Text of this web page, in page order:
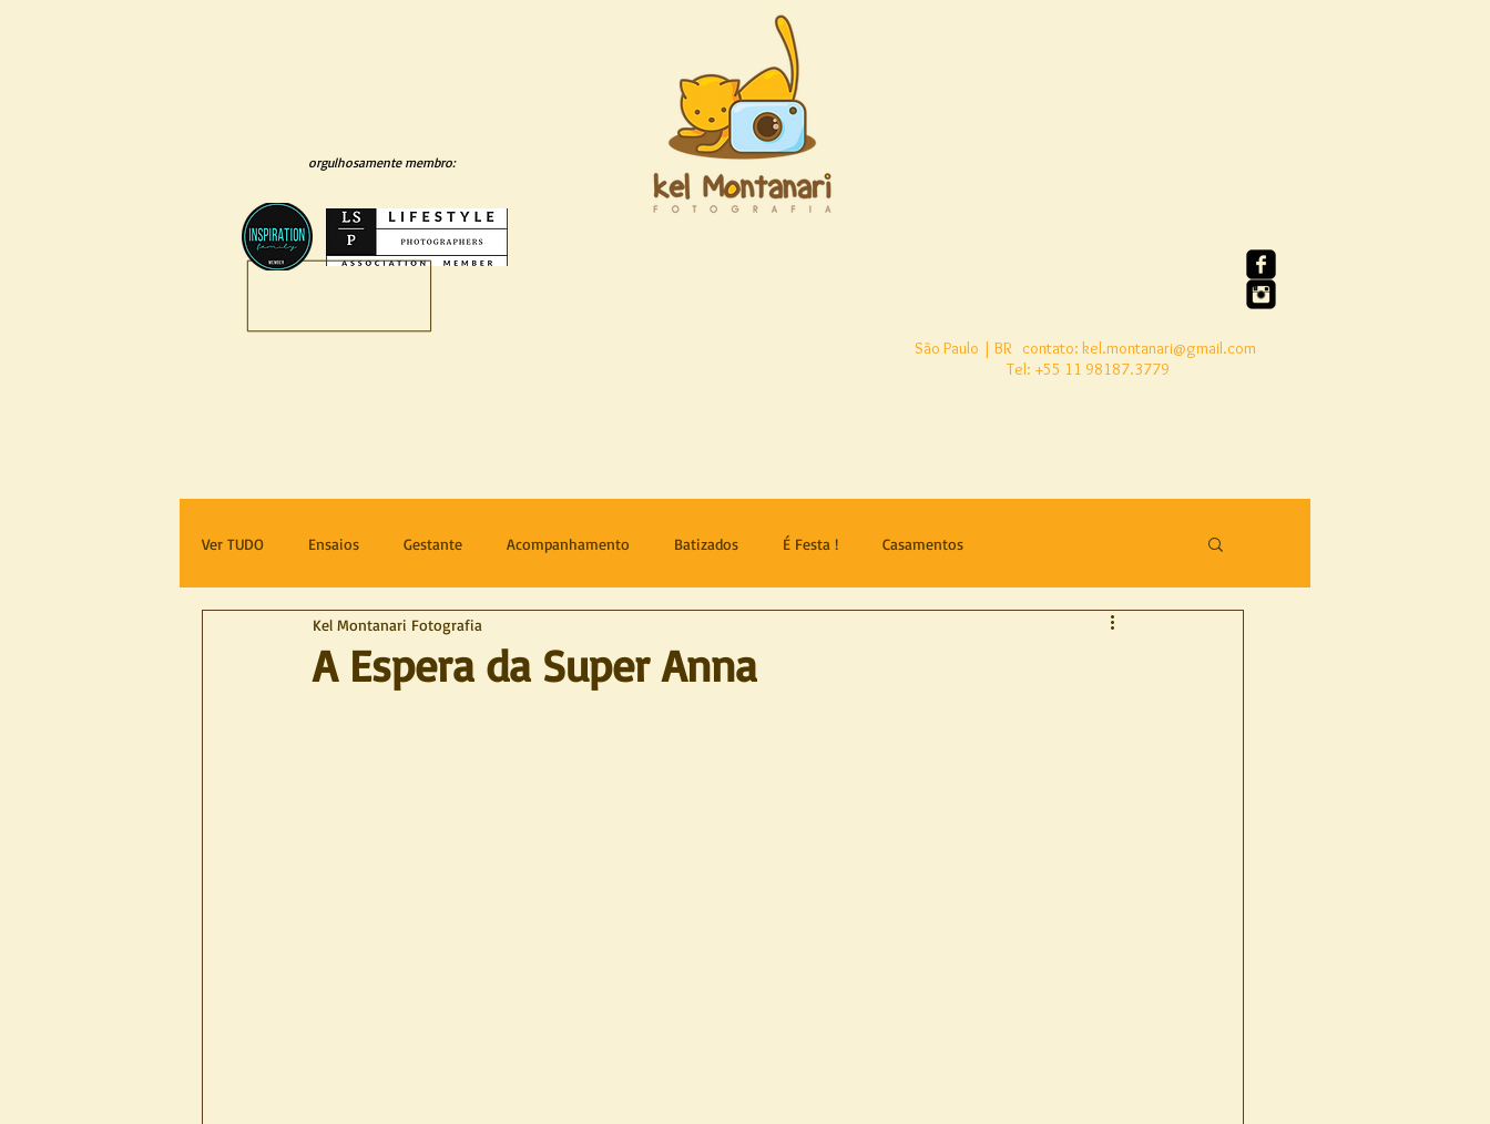
orgulhosamente membro:
São Paulo | BR contato: kel.montanari@gmail.com
Tel: +55 11 98187.3779
Ver TUDO Ensaios Gestante Acompanhamento Batizados É Festa ! Casamentos
A Espera da Super Anna
Kel Montanari Fotografia